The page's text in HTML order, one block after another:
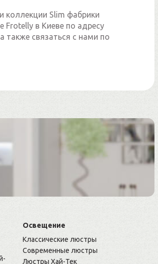
коллекции Slim фабрики
в Киеве по адресу
связаться с нами по
Освещение
Классические люстры
Современные люстры
Люстры Хай-Тек